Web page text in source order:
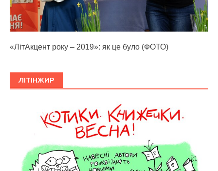
«ЛітАкцент року – 2019»: як це було (ФОТО)
ЛІТІНЖИР